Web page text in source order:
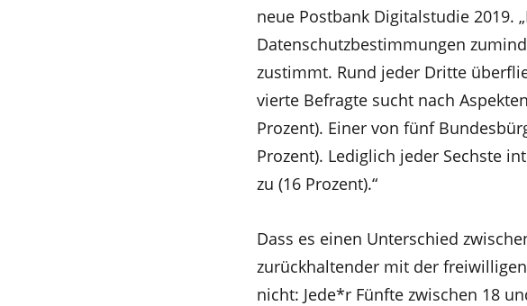
neue Postbank Digitalstudie 2019.
Datenschutzbestimmungen
zustimmt. Rund jeder Dritte
vierte Befragte sucht nach
Prozent). Einer von fünf
Prozent). Lediglich jeder Sechste
zu (16 Prozent).“
Dass es einen Unterschied
zurückhaltender mit der
nicht: Jede*r Fünfte zwischen 18